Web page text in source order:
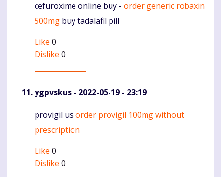
Komentaras
cefuroxime online buy - order generic robaxin
500mg buy tadalafil pill
Like 0
Dislike 0
ygpvskus - 2022-05-19 - 23:19
Komentaras
provigil us order provigil 100mg without
prescription
Like 0
Dislike 0